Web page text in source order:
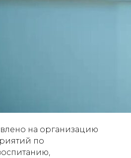
на организацию
по